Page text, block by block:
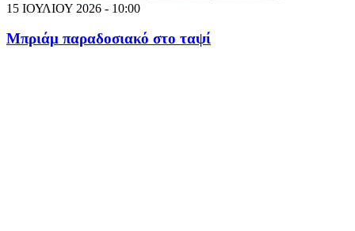
15 ΙΟΥΛΙΟΥ 2026 - 10:00
Μπριάμ παραδοσιακό στο ταψί